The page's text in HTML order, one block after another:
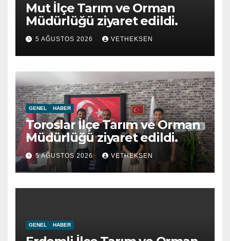
Mut İlçe Tarım ve Orman
Müdürlüğü ziyaret edildi.
5 AĞUSTOS 2026 VETHEKSEN
GENEL HABER
Toroslar İlçe Tarım ve Orman
Müdürlüğü ziyaret edildi.
5 AĞUSTOS 2026 VETHEKSEN
GENEL HABER